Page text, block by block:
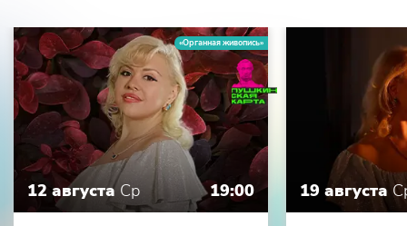
«Органная живопись»
12 августа Ср 19:00 19 августа